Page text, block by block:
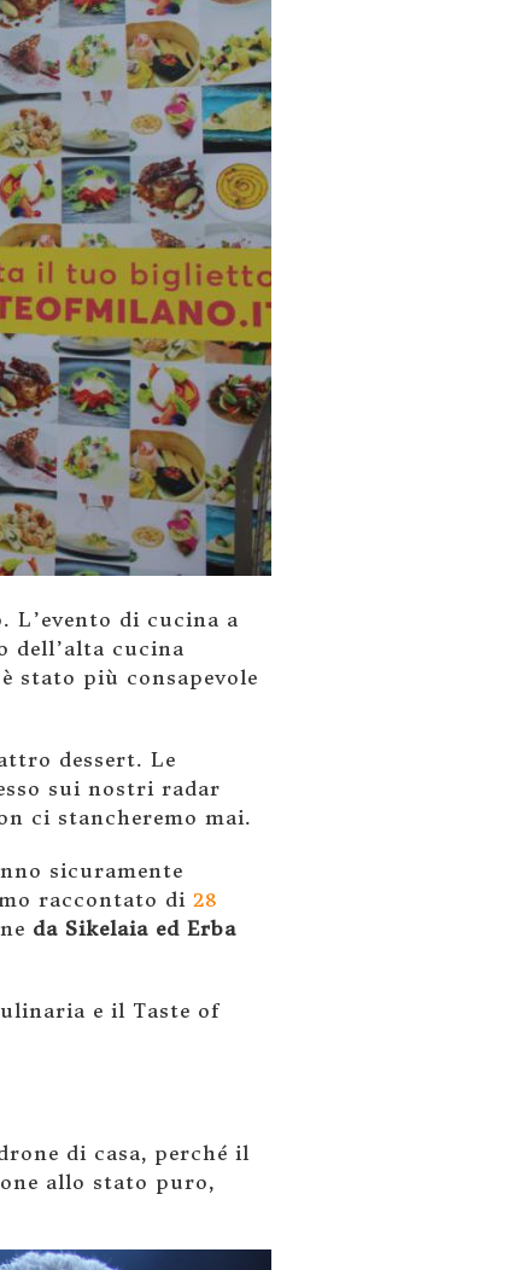
L’evento di cucina a
dell’alta cucina
stato più consapevole
dessert. Le
sui nostri radar
ci stancheremo mai.
sicuramente
raccontato di 28
da Sikelaia ed Erba
e il Taste of
di casa, perché il
allo stato puro,